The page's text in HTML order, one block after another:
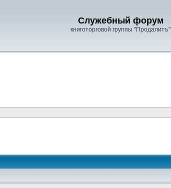
Служебный форум
книготорговой группы "Продалитъ"